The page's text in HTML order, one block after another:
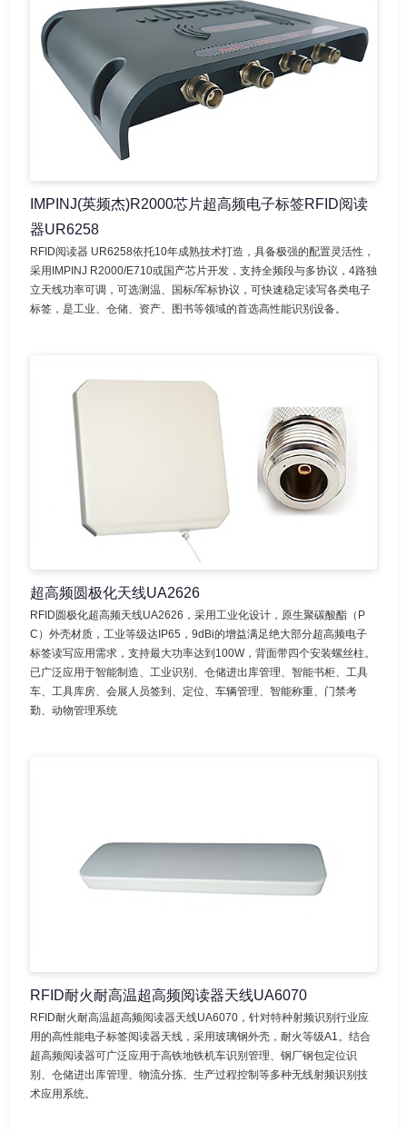
IMPINJ(英频杰)R2000芯片超高频电子标签RFID阅读
器UR6258
RFID阅读器 UR6258依托10年成熟技术打造，具备极强的配置灵活性，
采用IMPINJ R2000/E710或国产芯片开发，支持全频段与多协议，4路独
立天线功率可调，可选测温、国标/军标协议，可快速稳定读写各类电子
标签，是工业、仓储、资产、图书等领域的首选高性能识别设备。
超高频圆极化天线UA2626
RFID圆极化超高频天线UA2626，采用工业化设计，原生聚碳酸酯（P
C）外壳材质，工业等级达IP65，9dBi的增益满足绝大部分超高频电子
标签读写应用需求，支持最大功率达到100W，背面带四个安装螺丝柱。
已广泛应用于智能制造、工业识别、仓储进出库管理、智能书柜、工具
车、工具库房、会展人员签到、定位、车辆管理、智能称重、门禁考
勤、动物管理系统
RFID耐火耐高温超高频阅读器天线UA6070
RFID耐火耐高温超高频阅读器天线UA6070，针对特种射频识别行业应
用的高性能电子标签阅读器天线，采用玻璃钢外壳，耐火等级A1。结合
超高频阅读器可广泛应用于高铁地铁机车识别管理、钢厂钢包定位识
别、仓储进出库管理、物流分拣、生产过程控制等多种无线射频识别技
术应用系统。